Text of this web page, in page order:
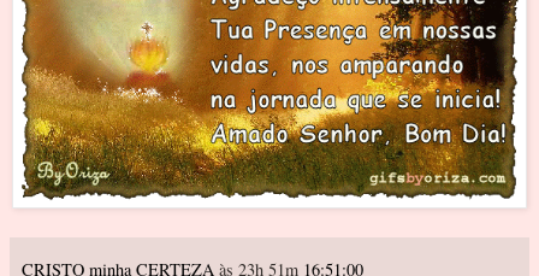
CRISTO minha CERTEZA às 23h 51m 16:51:00